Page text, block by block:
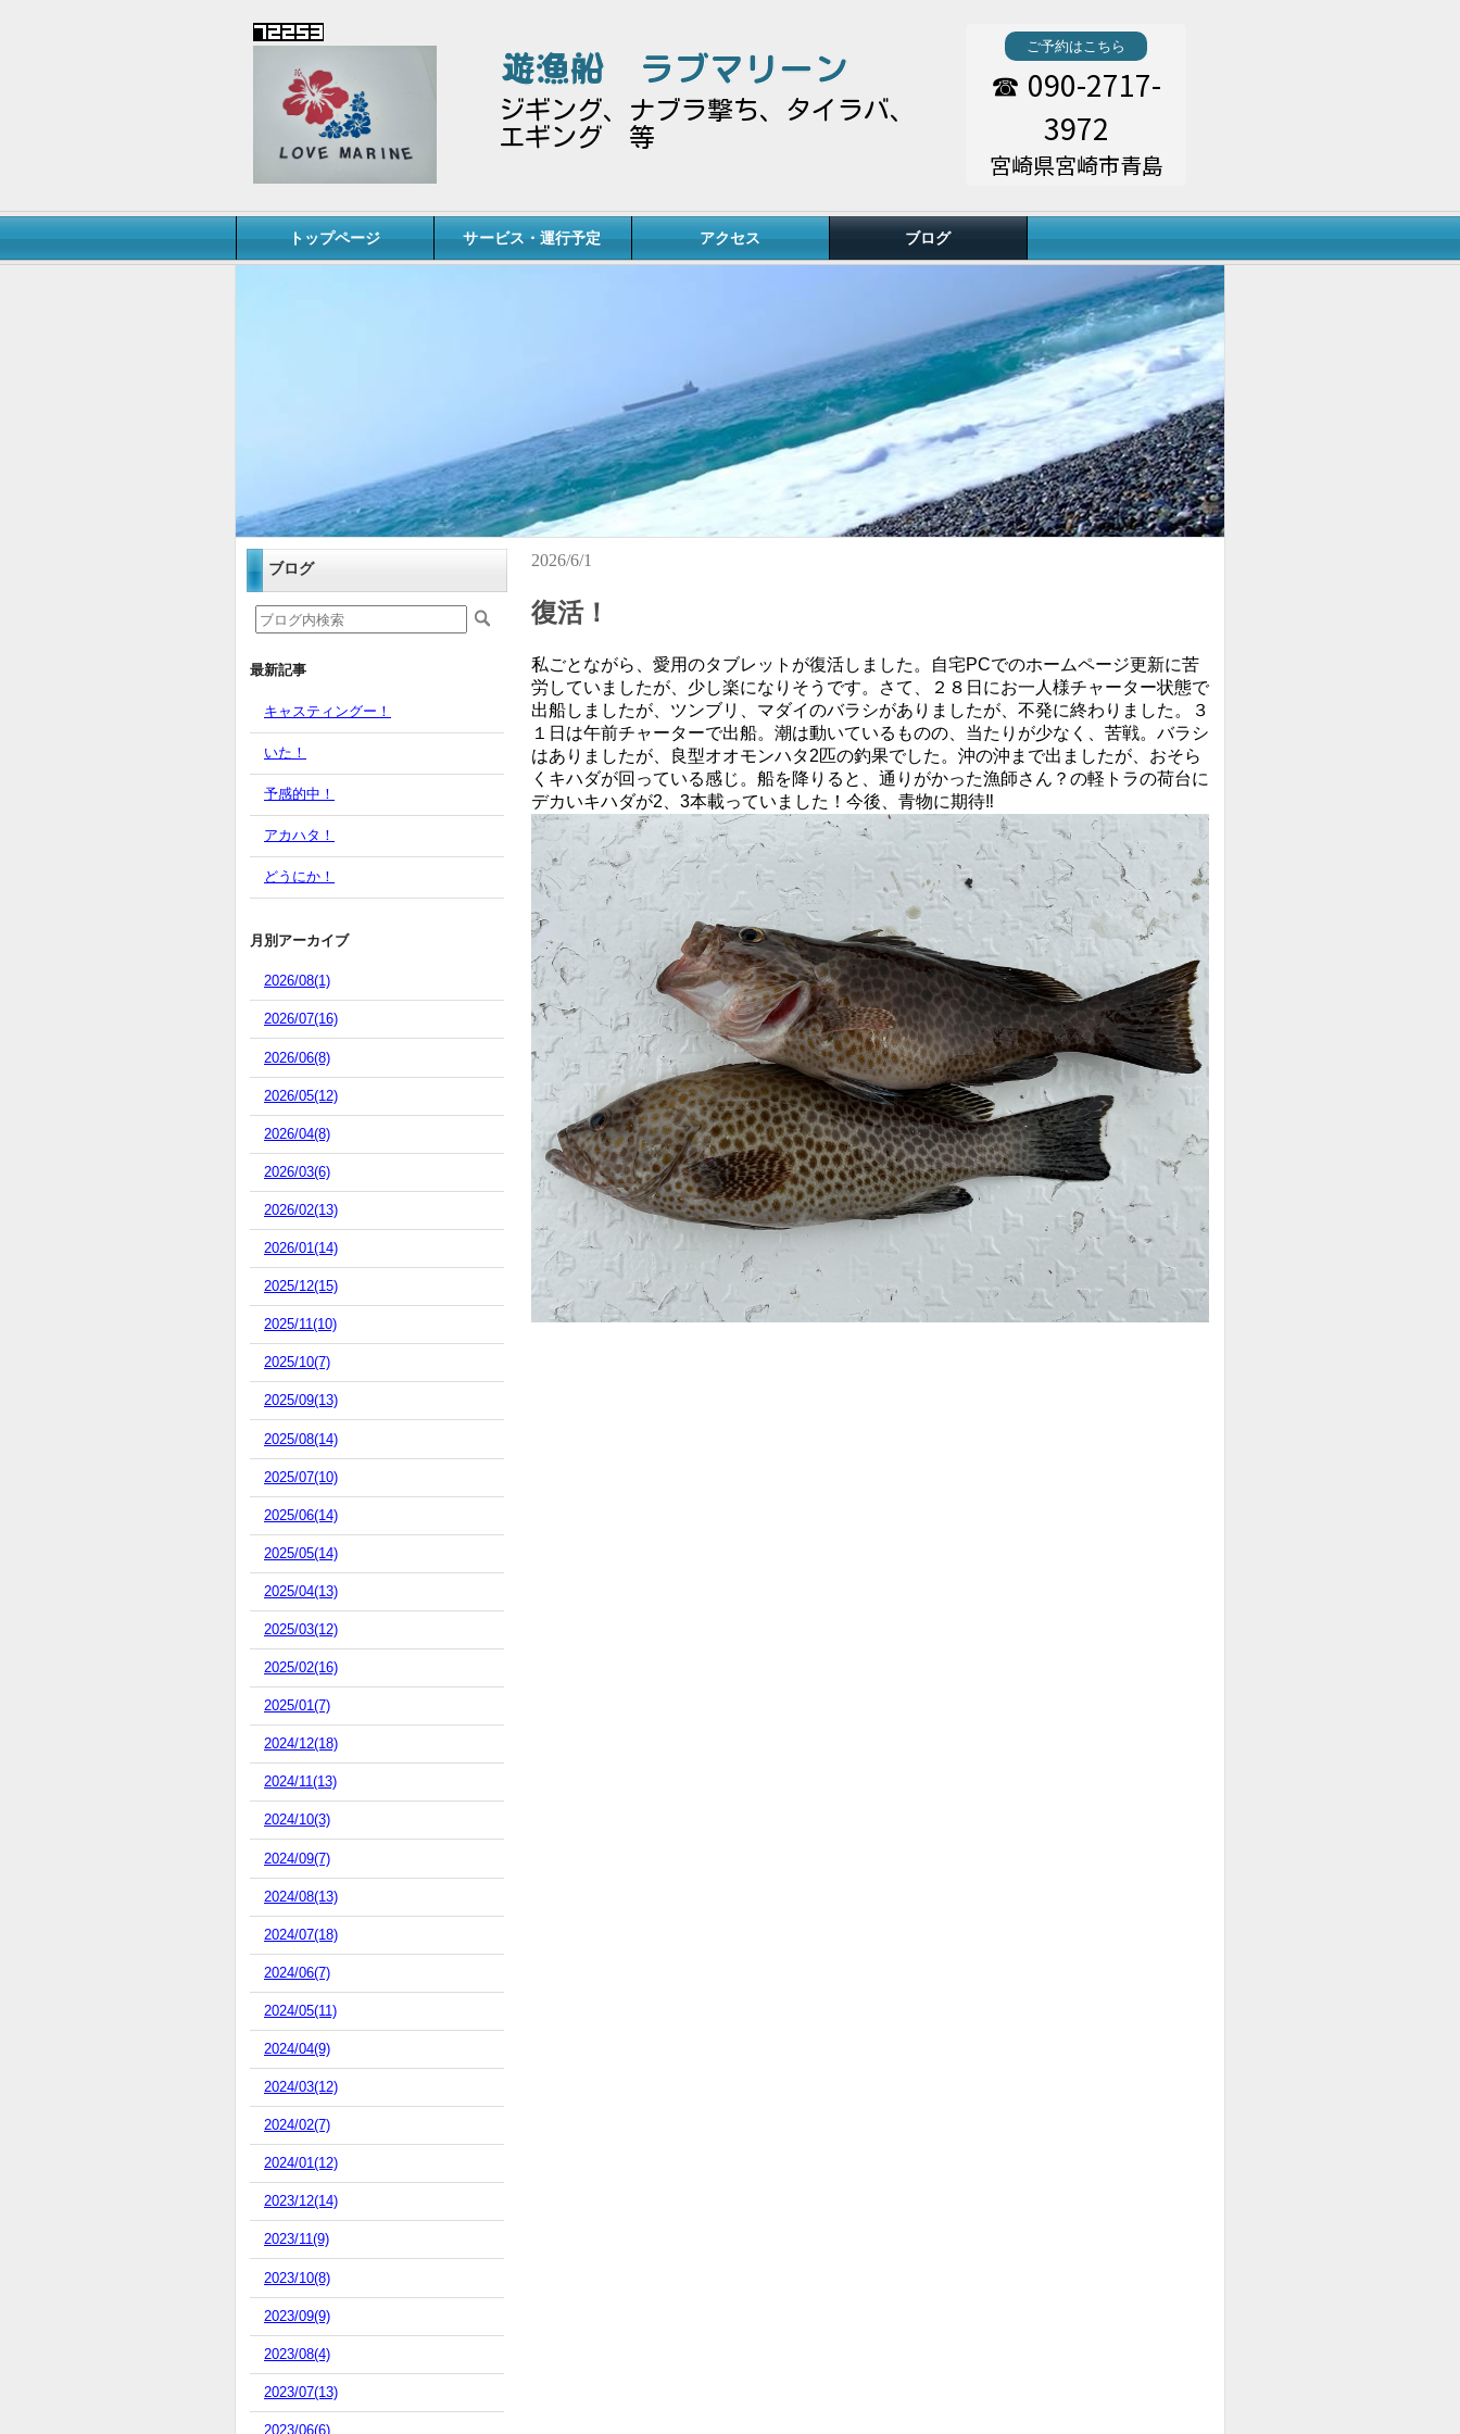
遊漁船 ラブマリーン
ジギング、ナブラ撃ち、タイラバ、
エギング 等
ご予約はこちら
☎ 090-2717-
3972
宮崎県宮崎市青島
トップページ サービス・運行予定 アクセス ブログ
ブログ
最新記事
キャスティングー！
いた！
予感的中！
アカハタ！
どうにか！
月別アーカイブ
2026/08(1)
2026/07(16)
2026/06(8)
2026/05(12)
2026/04(8)
2026/03(6)
2026/02(13)
2026/01(14)
2025/12(15)
2025/11(10)
2025/10(7)
2025/09(13)
2025/08(14)
2025/07(10)
2025/06(14)
2025/05(14)
2025/04(13)
2025/03(12)
2025/02(16)
2025/01(7)
2024/12(18)
2024/11(13)
2024/10(3)
2024/09(7)
2024/08(13)
2024/07(18)
2024/06(7)
2024/05(11)
2024/04(9)
2024/03(12)
2024/02(7)
2024/01(12)
2023/12(14)
2023/11(9)
2023/10(8)
2023/09(9)
2023/08(4)
2023/07(13)
2023/06(6)
2026/6/1
復活！
私ごとながら、愛用のタブレットが復活しました。自宅PCでのホームページ更新に苦
労していましたが、少し楽になりそうです。さて、２８日にお一人様チャーター状態で
出船しましたが、ツンブリ、マダイのバラシがありましたが、不発に終わりました。３
１日は午前チャーターで出船。潮は動いているものの、当たりが少なく、苦戦。バラシ
はありましたが、良型オオモンハタ2匹の釣果でした。沖の沖まで出ましたが、おそら
くキハダが回っている感じ。船を降りると、通りがかった漁師さん？の軽トラの荷台に
デカいキハダが2、3本載っていました！今後、青物に期待‼️